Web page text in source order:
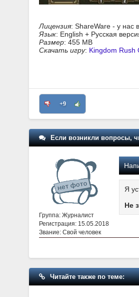
Лицензия: ShareWare - у нас
Язык: English + Русская
Размер: 455 MB
Скачать игру: Kingdom Rush
+9
Если возникли вопросы,
Группа: Журналист
Регистрация: 15.05.2018
Звание: Свой человек
Я
Не
Читайте также по теме: